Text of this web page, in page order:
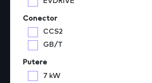
Conector
CCS2
GB/T
Putere
7 kW